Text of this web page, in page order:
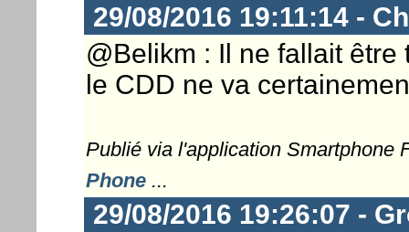
29/08/2016 19:11:14 -
@Belikm : Il ne fallait
le CDD ne va
Publié via l'application Smartphone
Phone...
29/08/2016 19:26:07 -